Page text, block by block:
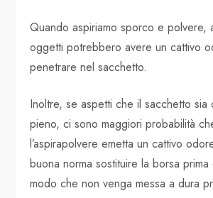
Quando aspiriamo sporco e polvere,
oggetti potrebbero avere un cattivo
penetrare nel sacchetto.
Inoltre, se aspetti che il sacchetto sia
pieno, ci sono maggiori probabilità
l’aspirapolvere emetta un cattivo
buona norma sostituire la borsa
modo che non venga messa a dura